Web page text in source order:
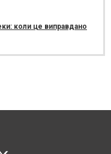
коли це виправдано